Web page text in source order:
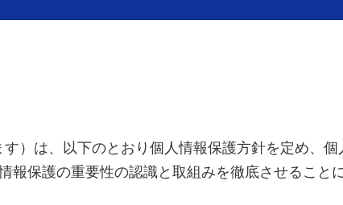
す）は、以下のとおり個人情報保護方針を定め、個
報保護の重要性の認識と取組みを徹底させることに